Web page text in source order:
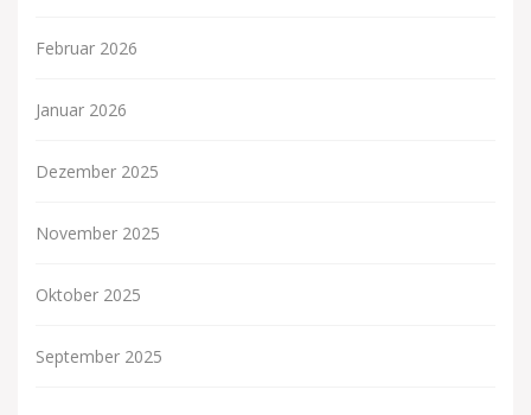
Februar 2026
Januar 2026
Dezember 2025
November 2025
Oktober 2025
September 2025